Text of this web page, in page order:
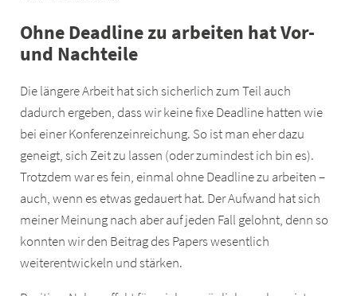
Ohne Deadline zu arbeiten hat Vor-
und Nachteile
Die längere Arbeit hat sich sicherlich zum Teil auch
dadurch ergeben, dass wir keine fixe Deadline hatten wie
bei einer Konferenzeinreichung. So ist man eher dazu
geneigt, sich Zeit zu lassen (oder zumindest ich bin es).
Trotzdem war es fein, einmal ohne Deadline zu arbeiten –
auch, wenn es etwas gedauert hat. Der Aufwand hat sich
meiner Meinung nach aber auf jeden Fall gelohnt, denn so
konnten wir den Beitrag des Papers wesentlich
weiterentwickeln und stärken.